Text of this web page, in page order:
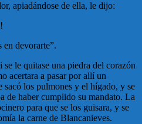
apiadándose de ella, le dijo:
en devorarte”.
le quitase una piedra del corazón
acertara a pasar por allí un
los pulmones y el hígado, y se
de haber cumplido su mandato. La
para que se los guisara, y se
la carne de Blancanieves.